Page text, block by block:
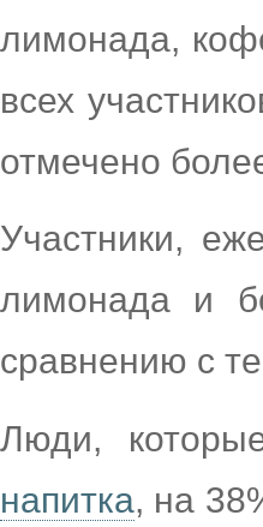
лимонада,
всех
отмечено
Участники,
лимонада и
сравнению с
Люди,
напитка, на